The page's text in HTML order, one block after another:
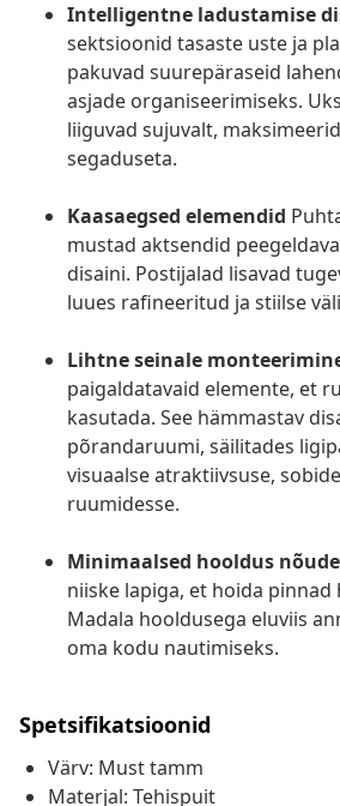
Intelligentne ladustamise
sektsioonid tasaste uste ja
pakuvad suurepäraseid
asjade organiseerimiseks.
liiguvad sujuvalt,
segaduseta.
Kaasaegsed elemendid
mustad aktsendid
disaini. Postijalad lisavad
luues rafineeritud ja stiilse
Lihtne seinale
paigaldatavaid elemente, et
kasutada. See hämmastav
põrandaruumi, säilitades
visuaalse atraktiivsuse,
ruumidesse.
Minimaalsed hooldus
niiske lapiga, et hoida pinnad
Madala hooldusega eluviis
oma kodu nautimiseks.
Spetsifikatsioonid
Värv: Must tamm
Materjal: Tehispuit